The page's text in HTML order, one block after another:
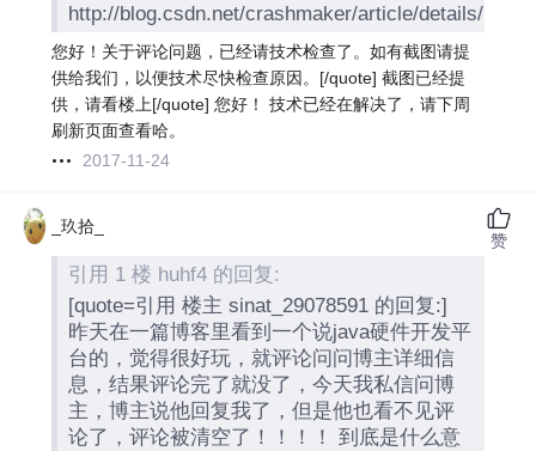
http://blog.csdn.net/crashmaker/article/details/
您好！关于评论问题，已经请技术检查了。如有截图请提
供给我们，以便技术尽快检查原因。[/quote] 截图已经提
供，请看楼上[/quote] 您好！ 技术已经在解决了，请下周
刷新页面查看哈。
2017-11-24
_玖拾_
引用 1 楼 huhf4 的回复:
[quote=引用 楼主 sinat_29078591 的回复:]
昨天在一篇博客里看到一个说java硬件开发平
台的，觉得很好玩，就评论问问博主详细信
息，结果评论完了就没了，今天我私信问博
主，博主说他回复我了，但是他也看不见评
论了，评论被清空了！！！！ 到底是什么意
赞